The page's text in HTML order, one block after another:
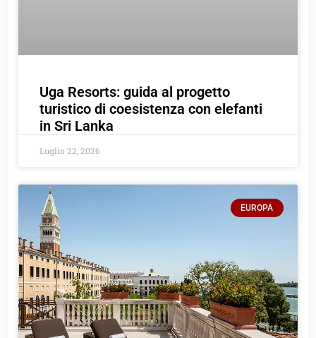
Uga Resorts: guida al progetto
turistico di coesistenza con elefanti
in Sri Lanka
Luglio 22, 2026
EUROPA